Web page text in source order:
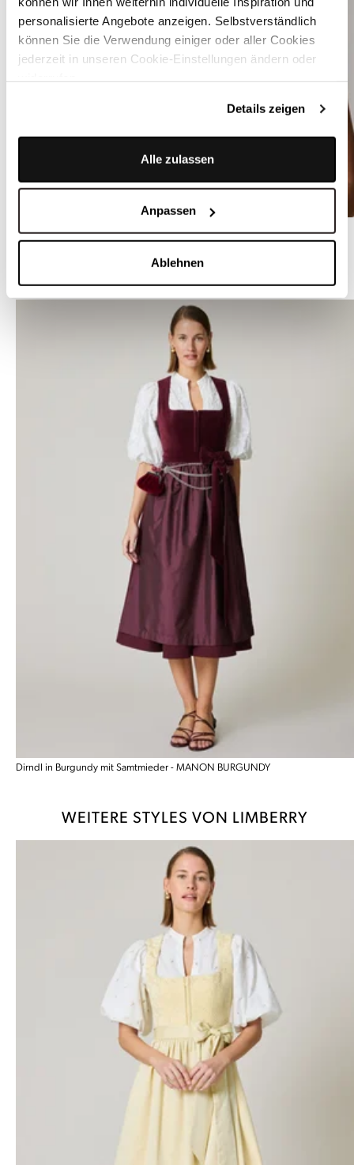
personalisierte Angebote anzeigen. Selbstverständlich
können Sie die Verwendung einiger oder aller Cookies
jederzeit in unseren Cookie-Einstellungen ändern oder
Details zeigen
Alle zulassen
Anpassen
Ablehnen
Dirndl in Burgundy mit Samtmieder - MANON BURGUNDY
WEITERE STYLES VON LIMBERRY